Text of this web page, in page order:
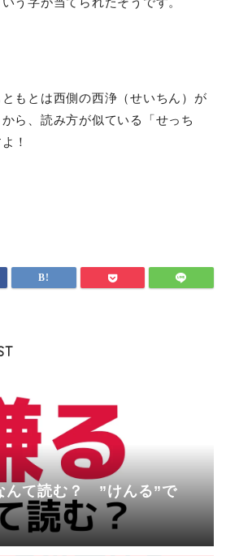
もとは西側の西浄（せいちん）が
ら、読み方が似ている「せっち
！
んて読む？ ”けんる”で